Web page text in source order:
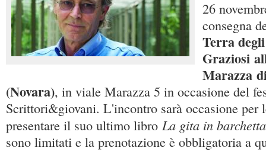
26
consegna
Terra
Graziosi a
Marazza
(Novara), in viale Marazza 5 in occasione del
Scrittori&giovani. L'incontro sarà occasione per
presentare il suo ultimo libro La gita in
sono limitati e la prenotazione è obbligatoria a